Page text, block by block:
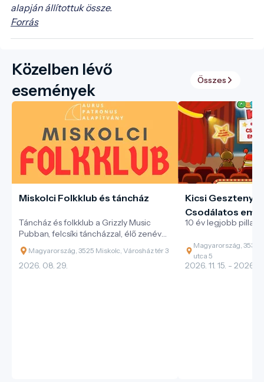
alapján állítottuk össze.
Forrás
Közelben lévő
események
Összes
Miskolci Folkklub és táncház
Táncház és folkklub a Grizzly Music
Pubban, felcsíki táncházzal, élő zenével
és változatos magyar néptáncokkal.
Magyarország, 3525 Miskolc, Városház tér 3
2026. 08. 29.
Kicsi Gesztenye
Csodálatos
10 év legjobb
Magyarország, 3530
utca 5
2026. 11. 15. - 2026.